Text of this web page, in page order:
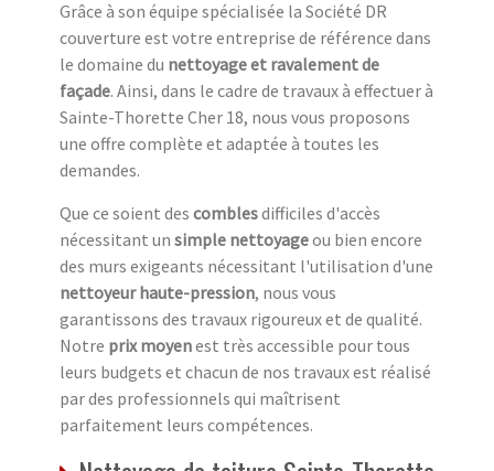
Grâce à son équipe spécialisée la Société DR
couverture est votre entreprise de référence dans
le domaine du nettoyage et ravalement de
façade. Ainsi, dans le cadre de travaux à effectuer à
Sainte-Thorette Cher 18, nous vous proposons
une offre complète et adaptée à toutes les
demandes.
Que ce soient des comblesdifficiles d'accès
nécessitant un simple nettoyageou bien encore
des murs exigeants nécessitant l'utilisation d'une
nettoyeur haute-pression, nous vous
garantissons des travaux rigoureux et de qualité.
Notre prix moyenest très accessible pour tous
leurs budgets et chacun de nos travaux est réalisé
par des professionnels qui maîtrisent
parfaitement leurs compétences.